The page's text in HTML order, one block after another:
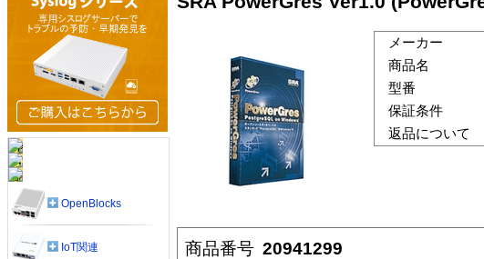
メーカー
商品名
型番
保証条件
返品について
商品番号 20941299
OpenBlocks
IoT関連